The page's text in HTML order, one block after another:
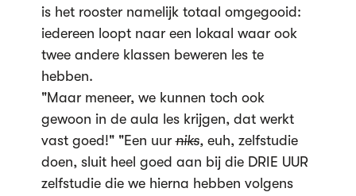
is het rooster namelijk totaal omgegooid:
iedereen loopt naar een lokaal waar ook
twee andere klassen beweren les te
hebben.
"Maar meneer, we kunnen toch ook
gewoon in de aula les krijgen, dat werkt
vast goed!" "Een uurniks, euh, zelfstudie
doen, sluit heel goed aan bij die DRIE UUR
zelfstudie die we hierna hebben volgens